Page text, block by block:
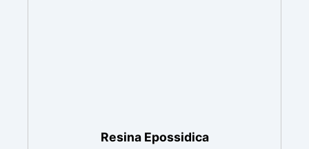
Resina Epossidica